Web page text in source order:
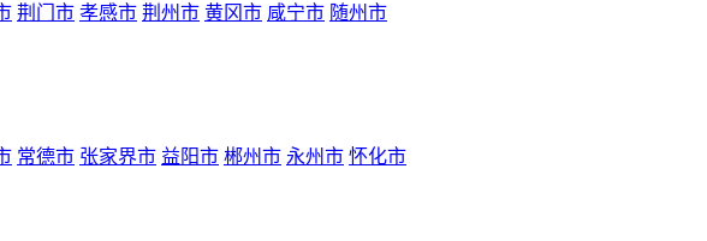
荆门市 孝感市 荆州市 黄冈市 咸宁市 随州市
常德市 张家界市 益阳市 郴州市 永州市 怀化市